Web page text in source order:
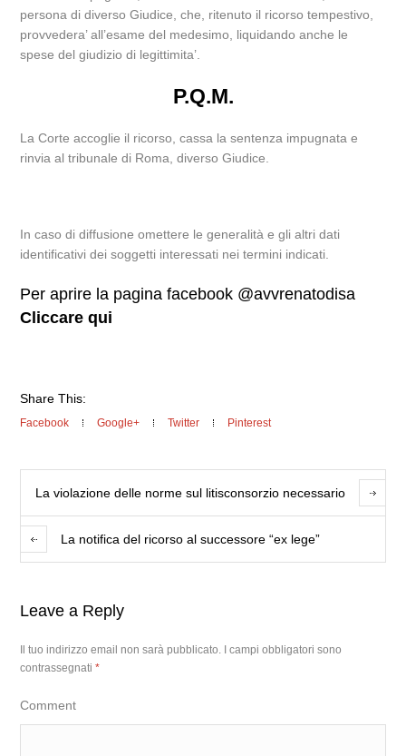
persona di diverso Giudice, che, ritenuto il ricorso tempestivo,
provvedera’ all’esame del medesimo, liquidando anche le
spese del giudizio di legittimita’.
P.Q.M.
La Corte accoglie il ricorso, cassa la sentenza impugnata e
rinvia al tribunale di Roma, diverso Giudice.
In caso di diffusione omettere le generalità e gli altri dati
identificativi dei soggetti interessati nei termini indicati.
Per aprire la pagina facebook @avvrenatodisa
Cliccare qui
Share This:
Facebook Google+ Twitter Pinterest
La violazione delle norme sul litisconsorzio necessario
La notifica del ricorso al successore “ex lege”
Leave a Reply
Il tuo indirizzo email non sarà pubblicato.
I campi obbligatori sono
contrassegnati*
Comment